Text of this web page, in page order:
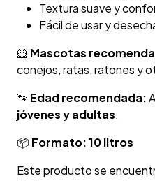
Textura suave y
Fácil de usar y
🐹 Mascotas
conejos, ratas, ratones y
🐾 Edad recomendada:
jóvenes y adultas.
📦 Formato:10 litros
Este producto se